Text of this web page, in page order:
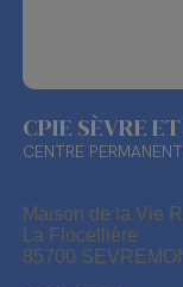
CPIE SÈVRE
CENTRE
Maison de la Vie
La Flocellière
85700